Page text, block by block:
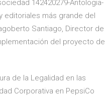
142420279-Antologia-
editoriales más grande del
Santiago, Director de
del proyecto de
de la Legalidad en las
Corporativa en PepsiCo